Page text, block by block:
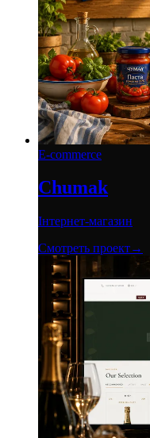
E-commerce
Chumak
Інтернет-магазин
Смотреть проект→